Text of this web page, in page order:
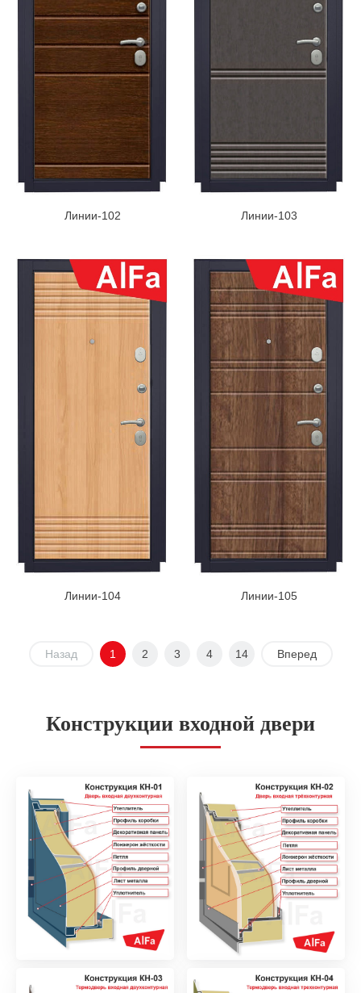
Линии-102 Линии-103
Линии-104 Линии-105
Назад 1 2 3 4 14 Вперед
Конструкции входной двери